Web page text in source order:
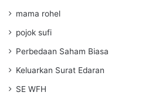
mama rohel
pojok sufi
Perbedaan Saham Biasa
Keluarkan Surat Edaran
SE WFH